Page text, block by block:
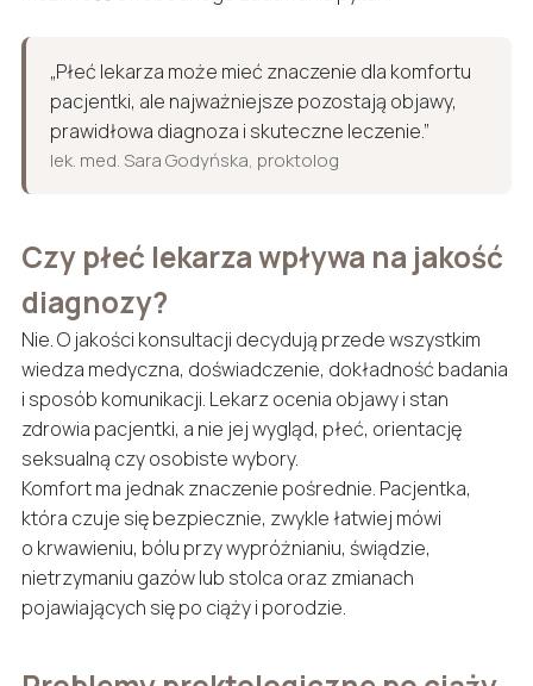
„Płeć lekarza może mieć znaczenie dla komfortu
pacjentki, ale najważniejsze pozostają objawy,
prawidłowa diagnoza i skuteczne leczenie.”
lek. med. Sara Godyńska, proktolog
Czy płeć lekarza wpływa na jakość
diagnozy?
Nie. O jakości konsultacji decydują przede wszystkim
wiedza medyczna, doświadczenie, dokładność badania
i sposób komunikacji. Lekarz ocenia objawy i stan
zdrowia pacjentki, a nie jej wygląd, płeć, orientację
seksualną czy osobiste wybory.
Komfort ma jednak znaczenie pośrednie. Pacjentka,
która czuje się bezpiecznie, zwykle łatwiej mówi
o krwawieniu, bólu przy wypróżnianiu, świądzie,
nietrzymaniu gazów lub stolca oraz zmianach
pojawiających się po ciąży i porodzie.